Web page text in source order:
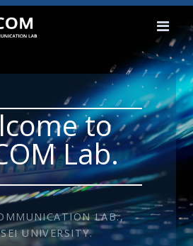
to
Lab.
LAB.,
UNIVERSITY.